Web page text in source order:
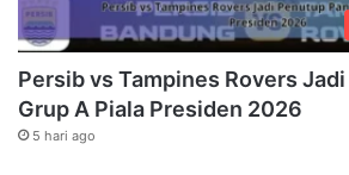
Persib vs Tampines Rovers
Grup A Piala Presiden 2026
5 hari ago